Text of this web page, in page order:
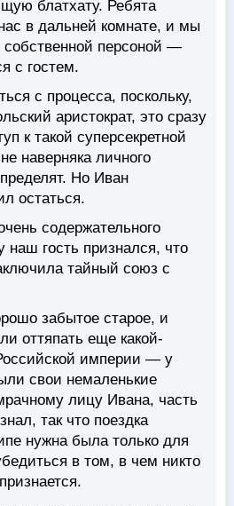
блатхату. Ребята
в дальней комнате, и мы
персоной —
с гостем.
с процесса, поскольку,
аристократ, это сразу
к такой суперсекретной
наверняка личного
Но Иван
остаться.
содержательного
наш гость признался, что
тайный союз с
забытое старое, и
оттяпать еще какой-
империи — у
свои немаленькие
лицу Ивана, часть
так что поездка
нужна была только для
в том, в чем никто